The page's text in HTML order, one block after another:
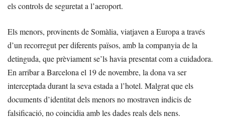
els controls de seguretat a l’aeroport.
Els menors, provinents de Somàlia, viatjaven a Europa a través
d’un recorregut per diferents països, amb la companyia de la
detinguda, que prèviament se’ls havia presentat com a cuidadora.
En arribar a Barcelona el 19 de novembre, la dona va ser
interceptada durant la seva estada a l’hotel. Malgrat que els
documents d’identitat dels menors no mostraven indicis de
falsificació, no coincidia amb les dades reals dels nens.